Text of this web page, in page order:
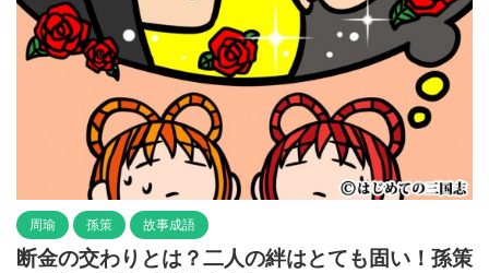
周瑜 孫策 故事成語
断金の交わりとは？二人の絆はとても固い！孫策